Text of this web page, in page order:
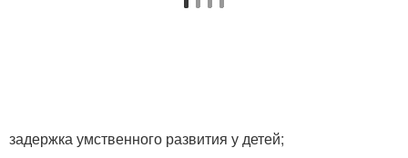
задержка умственного развития у детей;